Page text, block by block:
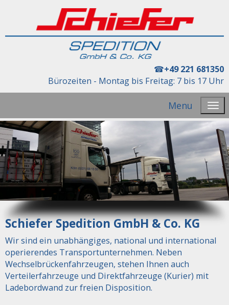
☎+49 221 681350
Bürozeiten - Montag bis Freitag: 7 bis 17 Uhr
Menu
Schiefer Spedition GmbH & Co. KG
Wir sind ein unabhängiges, national und international
operierendes Transportunternehmen. Neben
Wechselbrückenfahrzeugen, stehen Ihnen auch
Verteilerfahrzeuge und Direktfahrzeuge (Kurier) mit
Ladebordwand zur freien Disposition.